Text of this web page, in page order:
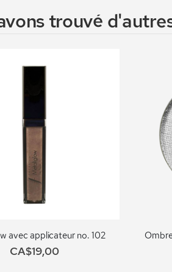
trouvé
avec applicateur no. 102
CA$19,00